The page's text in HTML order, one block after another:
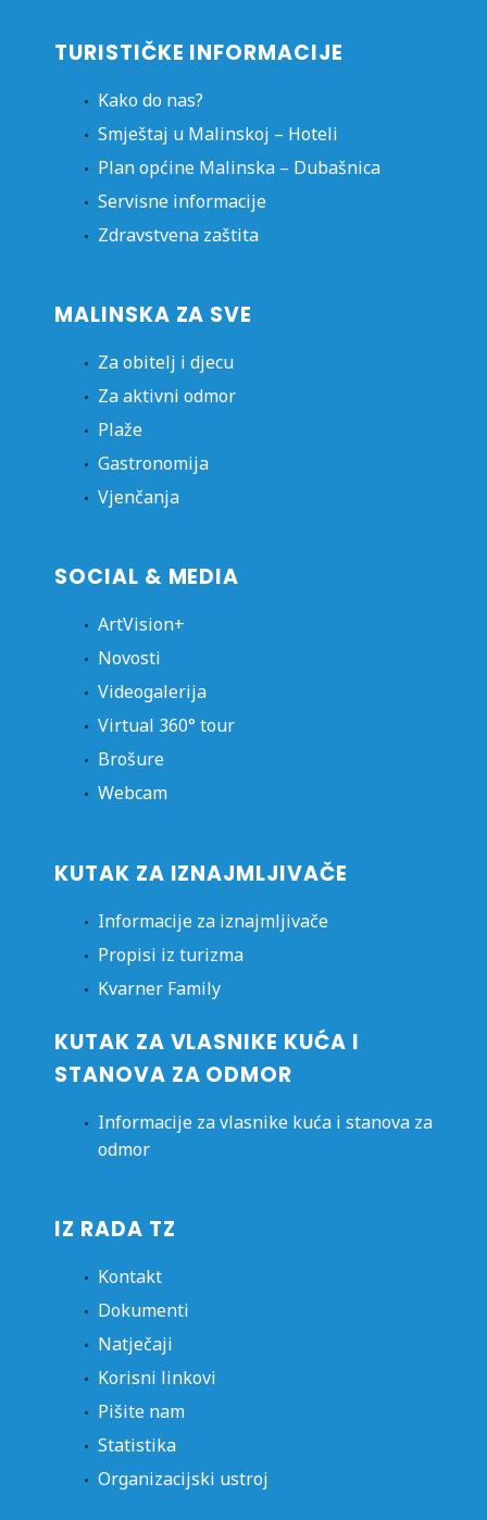
TURISTIČKE INFORMACIJE
Kako do nas?
Smještaj u Malinskoj – Hoteli
Plan općine Malinska – Dubašnica
Servisne informacije
Zdravstvena zaštita
MALINSKA ZA SVE
Za obitelj i djecu
Za aktivni odmor
Plaže
Gastronomija
Vjenčanja
SOCIAL & MEDIA
ArtVision+
Novosti
Videogalerija
Virtual 360° tour
Brošure
Webcam
KUTAK ZA IZNAJMLJIVAČE
Informacije za iznajmljivače
Propisi iz turizma
Kvarner Family
KUTAK ZA VLASNIKE KUĆA I
STANOVA ZA ODMOR
Informacije za vlasnike kuća i stanova za
odmor
IZ RADA TZ
Kontakt
Dokumenti
Natječaji
Korisni linkovi
Pišite nam
Statistika
Organizacijski ustroj